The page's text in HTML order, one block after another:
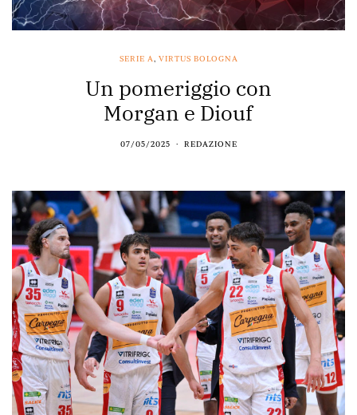
SERIE A, VIRTUS BOLOGNA
Un pomeriggio con
Morgan e Diouf
07/05/2025 REDAZIONE